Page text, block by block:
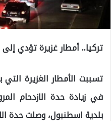
تركيا.. أمطار غزيرة تؤدي
تسببت الأمطار الغزيرة
في زيادة حدة الازدحام
بلدية اسطنبول، وصلت حدة